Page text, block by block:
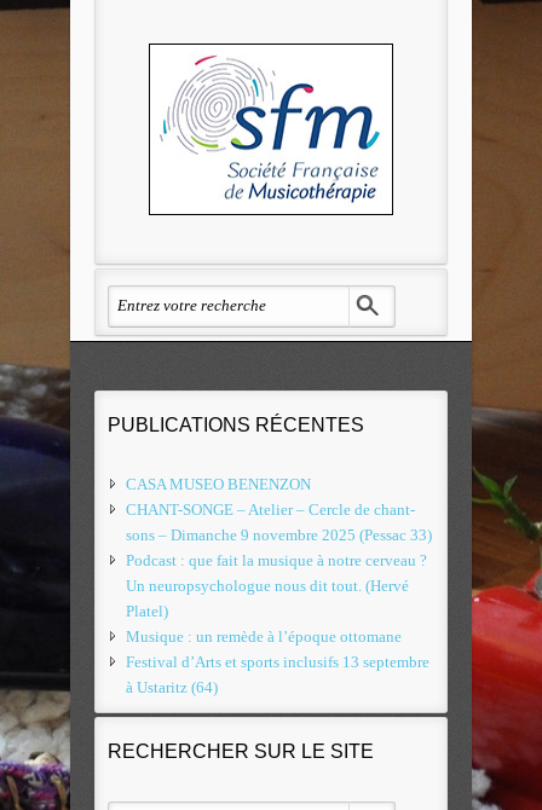
PUBLICATIONS RÉCENTES
CASA MUSEO BENENZON
CHANT-SONGE – Atelier – Cercle de chant-
sons – Dimanche 9 novembre 2025 (Pessac 33)
Podcast : que fait la musique à notre cerveau ?
Un neuropsychologue nous dit tout. (Hervé
Platel)
Musique : un remède à l’époque ottomane
Festival d’Arts et sports inclusifs 13 septembre
à Ustaritz (64)
RECHERCHER SUR LE SITE